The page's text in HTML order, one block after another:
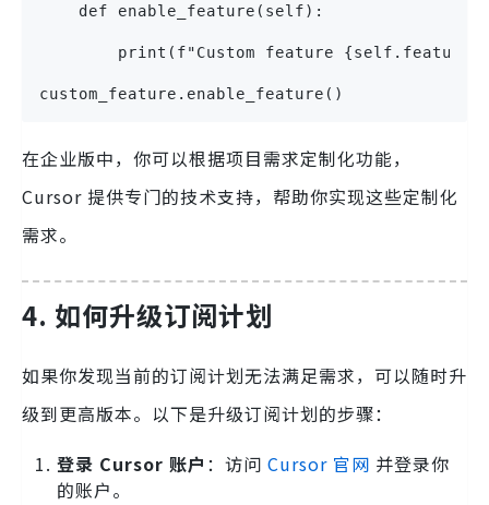
    def enable_feature(self):
print(f"Custom feature
custom_feature.enable_feature()
在企业版中，你可以根据项目需求定制化功能，
Cursor 提供专门的技术支持，帮助你实现这些定制化
需求。
4. 如何升级订阅计划
如果你发现当前的订阅计划无法满足需求，可以随时升
级到更高版本。以下是升级订阅计划的步骤：
登录 Cursor 账户 ：访问 Cursor 官网 并登录你
的账户。